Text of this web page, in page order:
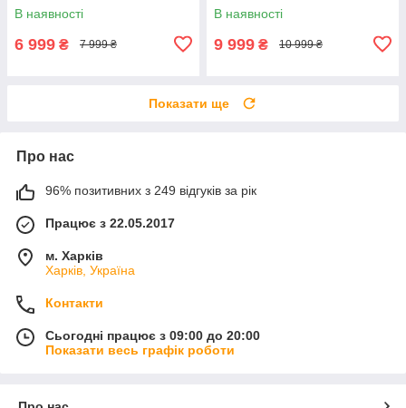
В наявності
6 999 ₴ 7 999 ₴
В наявності
9 999 ₴ 10 999 ₴
Показати ще
Про нас
96% позитивних з 249 відгуків за рік
Працює з 22.05.2017
м. Харків
Харків, Україна
Контакти
Сьогодні працює з 09:00 до 20:00
Показати весь графік роботи